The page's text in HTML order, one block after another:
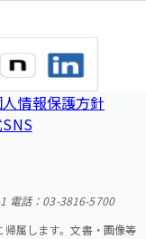
情報保護方針
電話：03-3816-5700
属します。文書・画像等